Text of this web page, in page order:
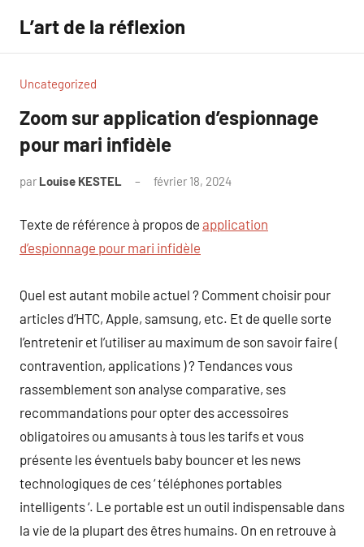
contenu
L’art de la réflexion
Uncategorized
Zoom sur application d’espionnage
pour mari infidèle
par Louise KESTEL février 18, 2024
Texte de référence à propos de application
d’espionnage pour mari infidèle
Quel est autant mobile actuel ? Comment choisir pour
articles d’HTC, Apple, samsung, etc. Et de quelle sorte
l’entretenir et l’utiliser au maximum de son savoir faire (
contravention, applications ) ? Tendances vous
rassemblement son analyse comparative, ses
recommandations pour opter des accessoires
obligatoires ou amusants à tous les tarifs et vous
présente les éventuels baby bouncer et les news
technologiques de ces ‘ téléphones portables
intelligents ‘. Le portable est un outil indispensable dans
la vie de la plupart des êtres humains. On en retrouve à